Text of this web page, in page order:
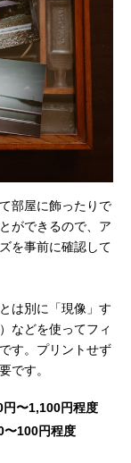
部屋に飾ったりで
ができるので、ア
を事前に確認して
は別に「現像」す
などを使ってフィ
す。プリントせず
です。
〜1,100円程度
〜100円程度